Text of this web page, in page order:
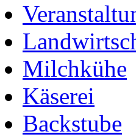
Milchkühe
Käserei
Backstube